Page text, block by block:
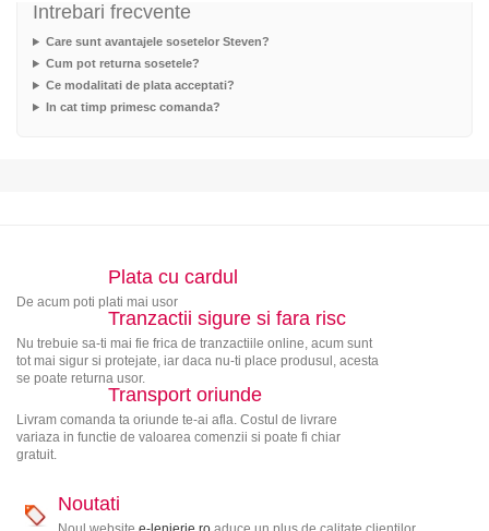
Intrebari frecvente
Care sunt avantajele sosetelor Steven?
Cum pot returna sosetele?
Ce modalitati de plata acceptati?
In cat timp primesc comanda?
Plata cu cardul
De acum poti plati mai usor
Tranzactii sigure si fara risc
Nu trebuie sa-ti mai fie frica de tranzactiile online, acum sunt
tot mai sigur si protejate, iar daca nu-ti place produsul, acesta
se poate returna usor.
Transport oriunde
Livram comanda ta oriunde te-ai afla. Costul de livrare
variaza in functie de valoarea comenzii si poate fi chiar
gratuit.
Noutati